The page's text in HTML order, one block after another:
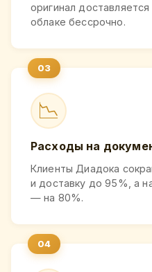
оригинал
облаке бессрочно.
📉
Расходы на
Клиенты Диадока
и доставку до 95%, а
— на 80%.